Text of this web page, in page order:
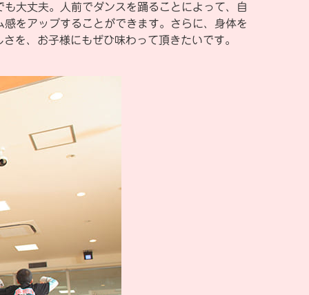
大丈夫。人前でダンスを踊ることによって、自
をアップすることができます。さらに、身体を
を、お子様にもぜひ味わって頂きたいです。